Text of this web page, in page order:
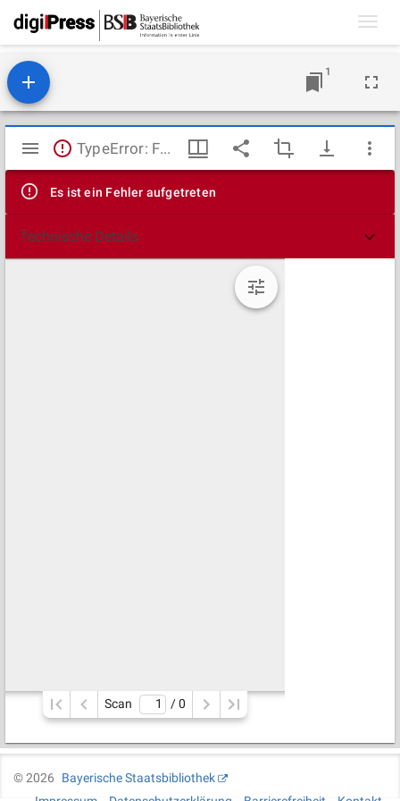
1
Mirador
Viewer
TypeError: Failed to fetch
Es ist ein Fehler aufgetreten
Technische Details
Scan / 0
©2026
Bayerische Staatsbibliothek